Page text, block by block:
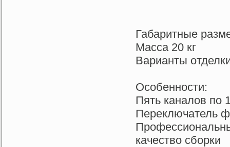
Габаритные
Масса 20 кг
Варианты
Особенности:
Пять каналов по
Переключатель
качество сборки